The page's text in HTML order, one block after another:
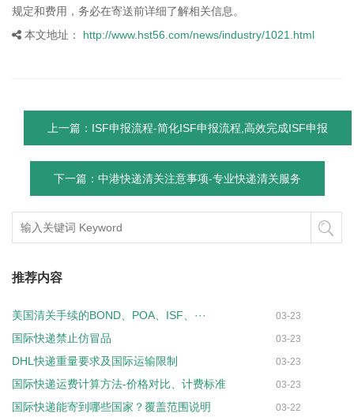
规定和费用，务必在寄送前详细了解相关信息。
本文地址：
http://www.hst56.com/news/industry/1021.html
上一篇：ISF申报流程-简化ISF申报流程,高效完成ISF申报
下一篇：中港快递清关注意事项-专业快递清关服务
推荐内容
美国清关手续的BOND、POA、ISF、··· 03-23
国际快递禁止仿冒品 03-23
DHL快递重量要求及国际运输限制 03-23
国际快递运费计算方法-价格对比、计费标准 03-23
国际快递能寄到哪些国家？覆盖范围说明 03-22